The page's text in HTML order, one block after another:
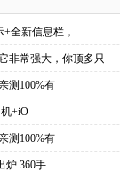
全新信息栏，
非常强大，你顶多只
测100%有
+iO
测100%有
炉 360手